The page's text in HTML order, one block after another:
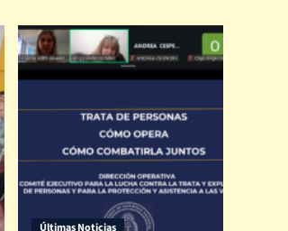
Últimas Noticias